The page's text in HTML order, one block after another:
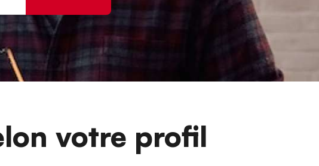
votre profil